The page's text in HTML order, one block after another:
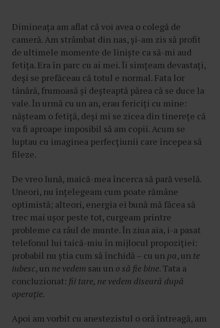
Dimineața am aflat că voi avea o colegă de
cameră. Am strâmbat din nas, și-am zis să profit
de ultimele momente de liniște ca să-mi aud
fetița. Era în parc cu ai mei. Îi simțeam devastați,
deși se prefăceau că totul e normal. Fata lor
tânără, frumoasă și deșteaptă părea că se duce la
vale. În urmă cu un an, erau fericiți cu mine:
nășteam o fetiță, deși mi se zicea din tinerețe că
va fi aproape imposibil să am copii. Acum se
luptau cu imaginea perfecțiunii care începea să
fileze.
De vreo lună, maică-mea încerca să pară veselă.
Uneori, nu înțelegeam cum poate rămâne
optimistă; alteori, energia ei bună mă făcea să
trec mai ușor peste tot, curgeam printre
probleme ca râul de munte. În ziua aia, i-a pasat
telefonul lui taică-miu în mijlocul propoziției:
probabil nu știa cum să închidă – cu un pa, un te
iubesc, un ne vedem sau un o să fie bine. Tata a
concluzionat: fii tare, ne vedem diseară după
operație.
Apoi am vorbit cu anestezistul o oră întreagă, am